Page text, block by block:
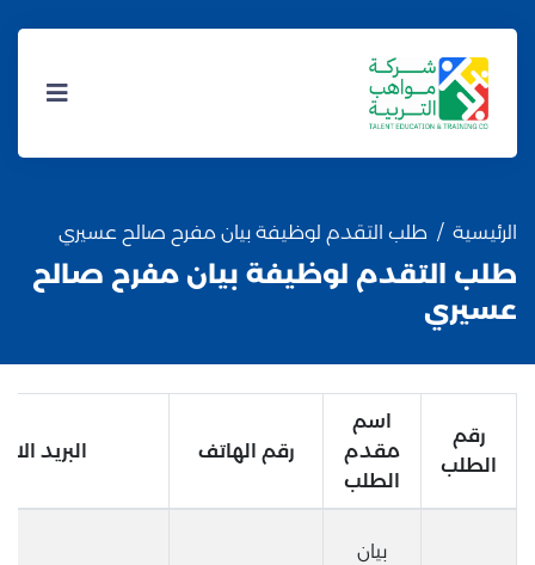
الرئيسية طلب التقدم لوظيفة بيان مفرح صالح عسيري
طلب التقدم لوظيفة بيان مفرح صالح
عسيري
رقم
الطلب
اسم
مقدم
الطلب
رقم الهاتف البريد
بيان